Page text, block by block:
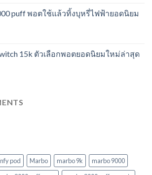
บ
puff พอตใช้แล้วทิ้งบุหรี่ไฟฟ้ายอดนิยม
15k ตัวเลือกพอตยอดนิยมใหม่ล่าสุด
pod Marbo marbo 9k
marbo 9000